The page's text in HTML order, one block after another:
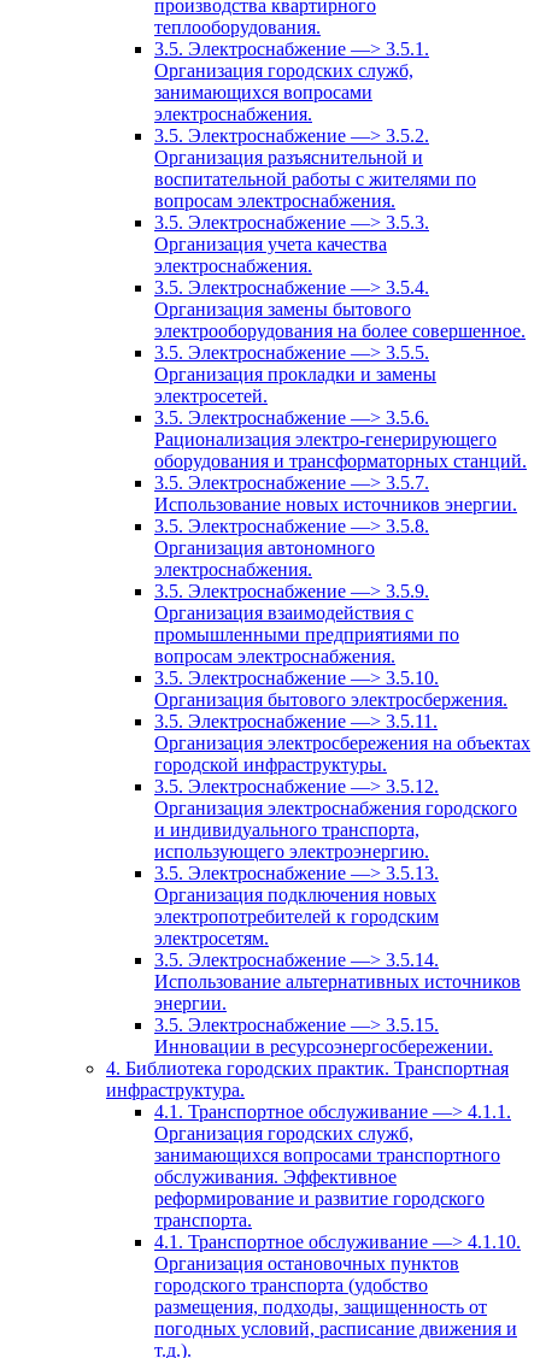
производства квартирного
теплооборудования.
3.5. Электроснабжение —> 3.5.1.
Организация городских служб,
занимающихся вопросами
электроснабжения.
3.5. Электроснабжение —> 3.5.2.
Организация разъяснительной и
воспитательной работы с жителями по
вопросам электроснабжения.
3.5. Электроснабжение —> 3.5.3.
Организация учета качества
электроснабжения.
3.5. Электроснабжение —> 3.5.4.
Организация замены бытового
электрооборудования на более совершенное.
3.5. Электроснабжение —> 3.5.5.
Организация прокладки и замены
электросетей.
3.5. Электроснабжение —> 3.5.6.
Рационализация электро-генерирующего
оборудования и трансформаторных станций.
3.5. Электроснабжение —> 3.5.7.
Использование новых источников энергии.
3.5. Электроснабжение —> 3.5.8.
Организация автономного
электроснабжения.
3.5. Электроснабжение —> 3.5.9.
Организация взаимодействия с
промышленными предприятиями по
вопросам электроснабжения.
3.5. Электроснабжение —> 3.5.10.
Организация бытового электросбержения.
3.5. Электроснабжение —> 3.5.11.
Организация электросбережения на объектах
городской инфраструктуры.
3.5. Электроснабжение —> 3.5.12.
Организация электроснабжения городского
и индивидуального транспорта,
использующего электроэнергию.
3.5. Электроснабжение —> 3.5.13.
Организация подключения новых
электропотребителей к городским
электросетям.
3.5. Электроснабжение —> 3.5.14.
Использование альтернативных источников
энергии.
3.5. Электроснабжение —> 3.5.15.
Инновации в ресурсоэнергосбережении.
4. Библиотека городских практик. Транспортная
инфраструктура.
4.1. Транспортное обслуживание —> 4.1.1.
Организация городских служб,
занимающихся вопросами транспортного
обслуживания. Эффективное
реформирование и развитие городского
транспорта.
4.1. Транспортное обслуживание —> 4.1.10.
Организация остановочных пунктов
городского транспорта (удобство
размещения, подходы, защищенность от
погодных условий, расписание движения и
т.д.).